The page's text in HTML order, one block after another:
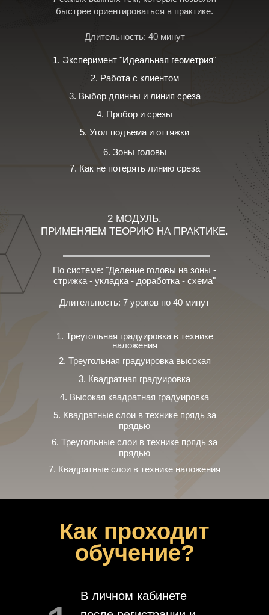
быстрее ориентироваться в практике.
Длительность: 40 минут
1. Эксперимент "Идеальная геометрия"
2. Работа с клиентом
3. Выбор длинны и линия среза
4. Пробор и срезы
5. Угол подъема и оттяжки
6. Зоны головы
7. Как не потерять линию среза
2 МОДУЛЬ.
ПРИМЕНЯЕМ ТЕОРИЮ НА ПРАКТИКЕ.
По системе: "Деление головы на зоны -
стрижка - укладка - доработка - схема"
Длительность: 7 уроков по 40 минут
1. Треугольная градуировка в технике
наложения
2. Треугольная градуировка высокая
3. Квадратная градуировка
4. Высокая квадратная градуировка
5. Квадратные слои в технике прядь за
прядью
6. Треугольные слои в технике прядь за
прядью
7. Квадратные слои в технике наложения
Как проходит
обучение?
В личном кабинете